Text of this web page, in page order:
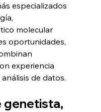
especializados
molecular
oportunidades,
experiencia
de datos.
genetista,